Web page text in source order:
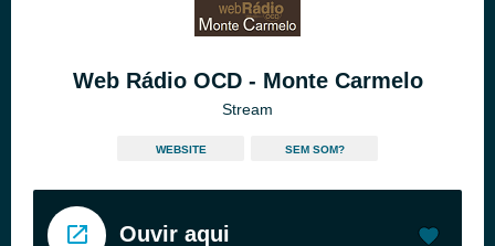
Web Rádio OCD - Monte Carmelo
Stream
WEBSITE SEM SOM?
Ouvir aqui